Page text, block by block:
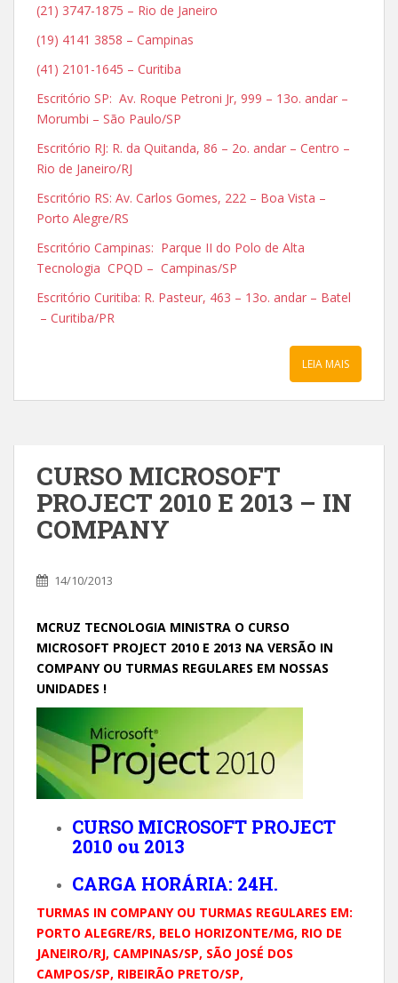
(21) 3747-1875 – Rio de Janeiro
(19) 4141 3858 – Campinas
(41) 2101-1645 – Curitiba
Escritório SP: Av. Roque Petroni Jr, 999 – 13o. andar –
Morumbi – São Paulo/SP
Escritório RJ: R. da Quitanda, 86 – 2o. andar – Centro –
Rio de Janeiro/RJ
Escritório RS: Av. Carlos Gomes, 222 – Boa Vista –
Porto Alegre/RS
Escritório Campinas: Parque II do Polo de Alta
Tecnologia CPQD – Campinas/SP
Escritório Curitiba: R. Pasteur, 463 – 13o. andar – Batel
– Curitiba/PR
LEIA MAIS
CURSO MICROSOFT
PROJECT 2010 E 2013 – IN
COMPANY
14/10/2013
MCRUZ TECNOLOGIA MINISTRA O CURSO
MICROSOFT PROJECT 2010 E 2013 NA VERSÃO IN
COMPANY OU TURMAS REGULARES EM NOSSAS
UNIDADES !
CURSO MICROSOFT PROJECT
2010 ou 2013
CARGA HORÁRIA: 24H.
TURMAS IN COMPANY OU TURMAS REGULARES EM:
PORTO ALEGRE/RS, BELO HORIZONTE/MG, RIO DE
JANEIRO/RJ, CAMPINAS/SP, SÃO JOSÉ DOS
CAMPOS/SP, RIBEIRÃO PRETO/SP,